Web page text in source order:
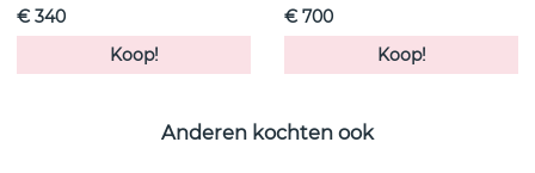
€ 340
Koop!
€ 700
Koop!
Anderen kochten ook